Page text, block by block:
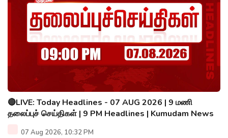
🔴LIVE: Today Headlines - 07 AUG 2026 | 9 மணி
தலைப்புச் செய்திகள் | 9 PM Headlines | Kumudam News
07 Aug 2026, 10:32 PM